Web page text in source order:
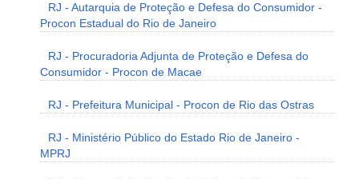
RJ - Autarquia de Proteção e Defesa do Consumidor -
Procon Estadual do Rio de Janeiro
RJ - Procuradoria Adjunta de Proteção e Defesa do
Consumidor - Procon de Macae
RJ - Prefeitura Municipal - Procon de Rio das Ostras
RJ - Ministério Público do Estado Rio de Janeiro -
MPRJ